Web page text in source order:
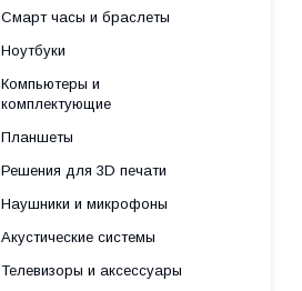
Смарт часы и браслеты
Ноутбуки
Компьютеры и
комплектующие
Планшеты
Решения для 3D печати
Наушники и микрофоны
Акустические системы
Телевизоры и аксессуары